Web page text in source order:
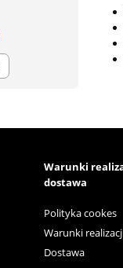
Warunki
dostawa
Polityka cookes
Warunki
Dostawa